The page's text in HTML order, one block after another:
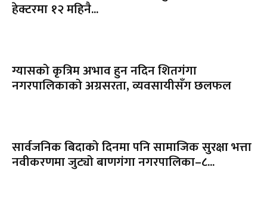
हेक्टरमा १२ महिनै...
ग्यासको कृत्रिम अभाव हुन नदिन शितगंगा
नगरपालिकाको अग्रसरता, व्यवसायीसँग छलफल
सार्वजनिक बिदाको दिनमा पनि सामाजिक सुरक्षा भत्ता
नवीकरणमा जुट्यो बाणगंगा नगरपालिका–८...